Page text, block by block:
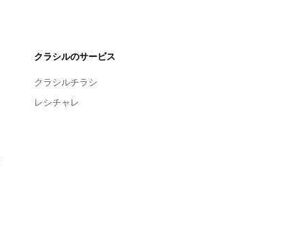
クラシルのサービス
クラシルチラシ
レシチャレ